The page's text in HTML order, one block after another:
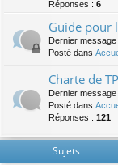
Réponses : 6
Guide pour
Dernier
Posté dans
Charte de
Dernier
Posté dans
Réponses : 121
Sujets